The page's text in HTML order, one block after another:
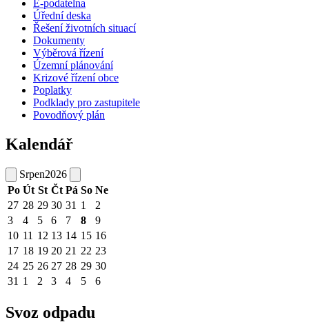
E-podatelna
Úřední deska
Řešení životních situací
Dokumenty
Výběrová řízení
Územní plánování
Krizové řízení obce
Poplatky
Podklady pro zastupitele
Povodňový plán
Kalendář
Srpen2026
Po Út St Čt Pá So Ne
27 28 29 30 31 1
2
3
4 5 6 7 8
9
10 11 12 13 14 15 16
17 18 19 20 21 22 23
24 25 26 27 28 29 30
31 1 2 3 4 5 6
Svoz odpadu